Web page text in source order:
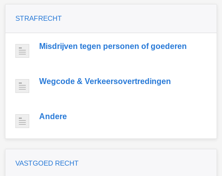
STRAFRECHT
Misdrijven tegen personen of goederen
Wegcode & Verkeersovertredingen
Andere
VASTGOED RECHT